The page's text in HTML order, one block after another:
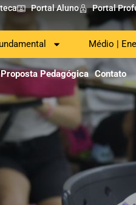
Portal Aluno Portal
Médio |
Proposta Pedagógica Contato